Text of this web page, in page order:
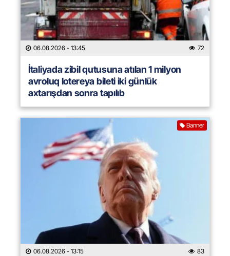
06.08.2026 - 13:45 72
İtaliyada zibil qutusuna atılan 1 milyon
avroluq lotereya bileti iki günlük
axtarışdan sonra tapılıb
Banner
06.08.2026 - 13:15 83